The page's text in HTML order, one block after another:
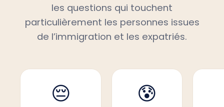
les questions qui touchent
particulièrement les personnes issues
de l’immigration et les expatriés.
😔 😰